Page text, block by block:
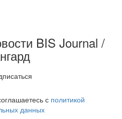
BIS Journal /
с политикой
данных